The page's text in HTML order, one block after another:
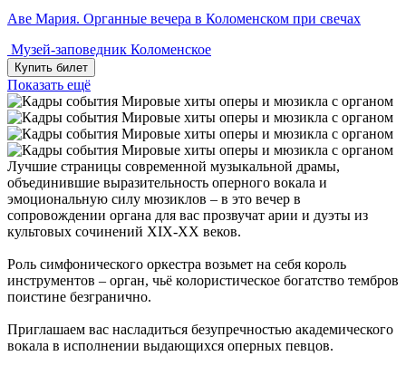
Аве Мария. Органные вечера в Коломенском при свечах
Музей-заповедник Коломенское
Купить билет
Показать ещё
Лучшие страницы современной музыкальной драмы,
объединившие выразительность оперного вокала и
эмоциональную силу мюзиклов – в это вечер в
сопровождении органа для вас прозвучат арии и дуэты из
культовых сочинений XIX-XX веков.
Роль симфонического оркестра возьмет на себя король
инструментов – орган, чьё колористическое богатство тембров
поистине безгранично.
Приглашаем вас насладиться безупречностью академического
вокала в исполнении выдающихся оперных певцов.